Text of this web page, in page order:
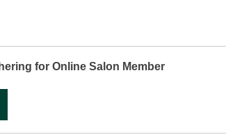
for Online Salon Member